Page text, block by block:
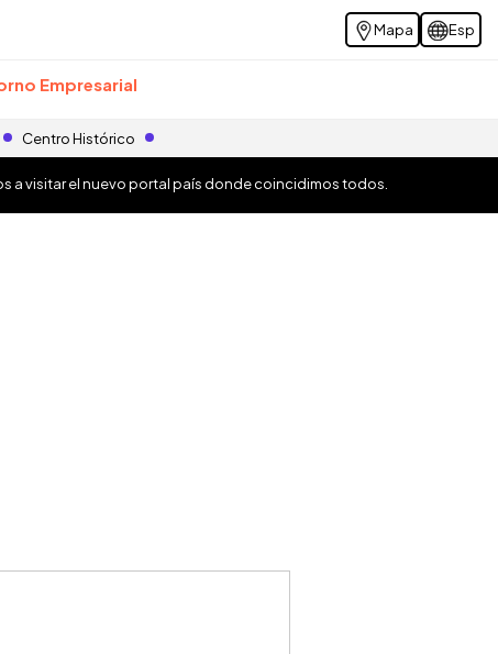
Mapa Esp
Empresarial
Centro Histórico
a visitar el nuevo portal país donde coincidimos todos.